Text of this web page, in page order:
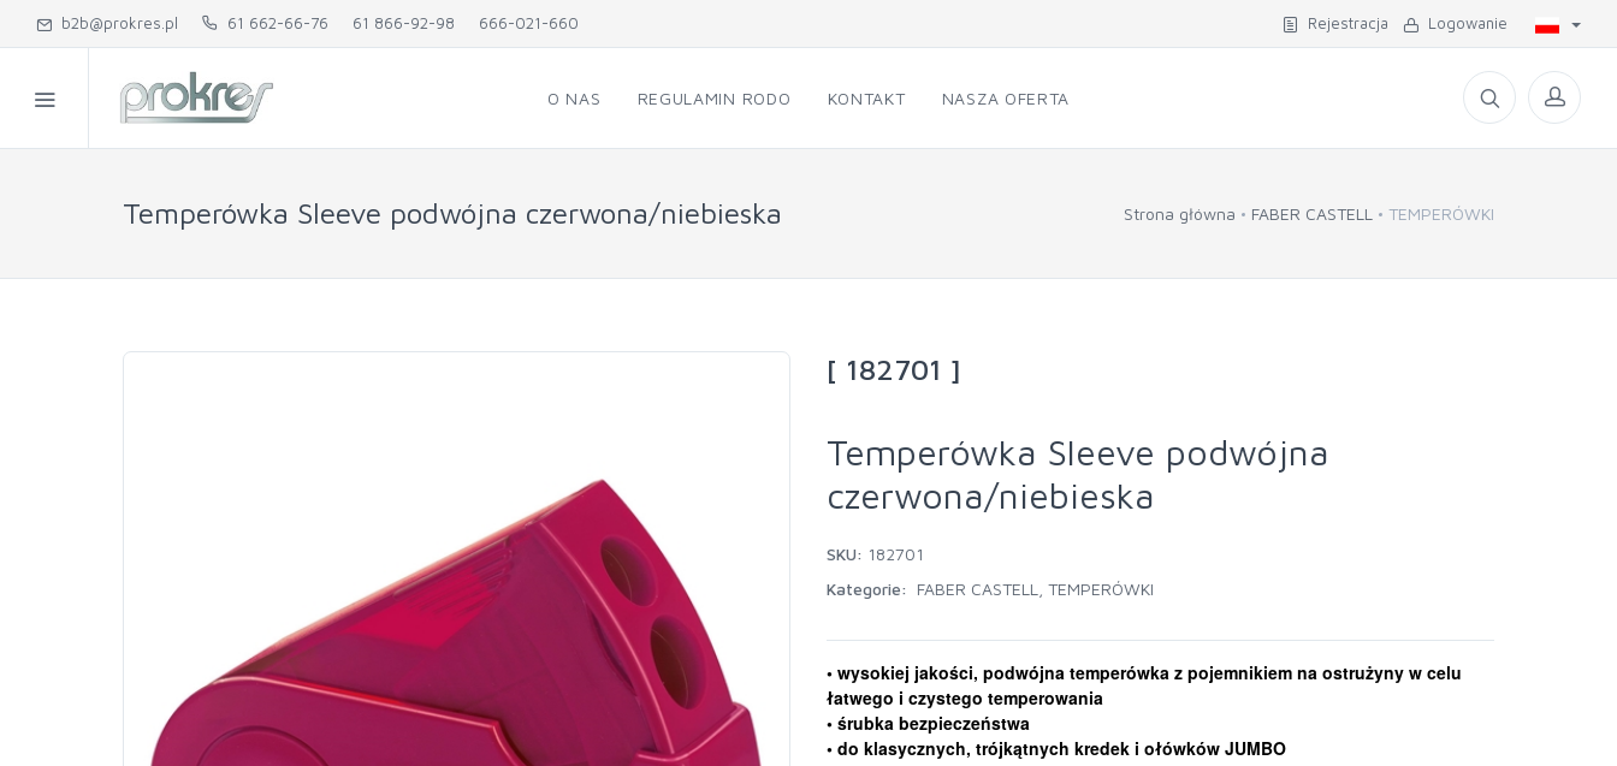
b2b@prokres.pl 61 662-66-76 61 866-92-98 666-021-660 Rejestracja Logowanie
O NAS REGULAMIN RODO KONTAKT NASZA OFERTA
Temperówka Sleeve podwójna czerwona/niebieska Strona główna FABER CASTELL TEMPERÓWKI
[ 182701 ]
Temperówka Sleeve podwójna
czerwona/niebieska
SKU: 182701
Kategorie:
FABER CASTELL TEMPERÓWKI
• wysokiej jakości, podwójna temperówka z pojemnikiem na ostrużyny w celu
łatwego i czystego temperowania
• śrubka bezpieczeństwa
• do klasycznych, trójkątnych kredek i ołówków JUMBO